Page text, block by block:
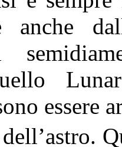
anche
essere
dell’astro.